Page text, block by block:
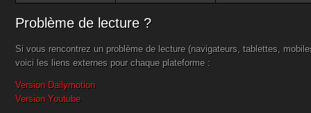
Problème de lecture ?
Si vous rencontrez un problème de lecture (navigateurs, tablettes,
voici les liens externes pour chaque plateforme :
Version Dailymotion
Version Youtube